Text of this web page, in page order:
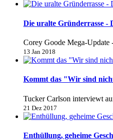
Die uralte Gründerrasse -
Corey Goode Mega-Update
13 Jan 2018
Kommt das "Wir sind
Tucker Carlson interviewt
21 Dez 2017
Enthüllung, geheime